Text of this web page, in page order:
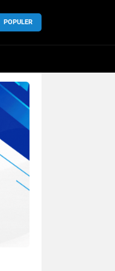
POPULER